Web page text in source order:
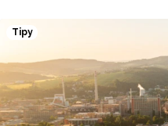
nebezpečný.
Tipy